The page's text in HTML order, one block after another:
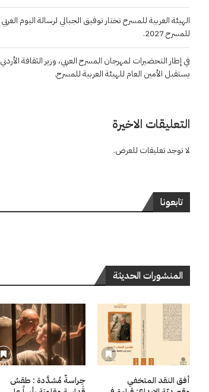
الهيئة العربية للمسرح تختار توفيق الجبالي لرسالة اليوم العربي
للمسرح 2027.
في إطار التحضيرات لمهرجان المسرح العربي، وزير الثقافة الأردني
يستقبل الأمين العام للهيئة العربية للمسرح.
التعليقات الاخيرة
لا توجد تعليقات للعرض.
تابعونا
المنشورات الحديثة
أفق النقد المتخفي
حِراسةٌ مُشدَّدة : طقسُ